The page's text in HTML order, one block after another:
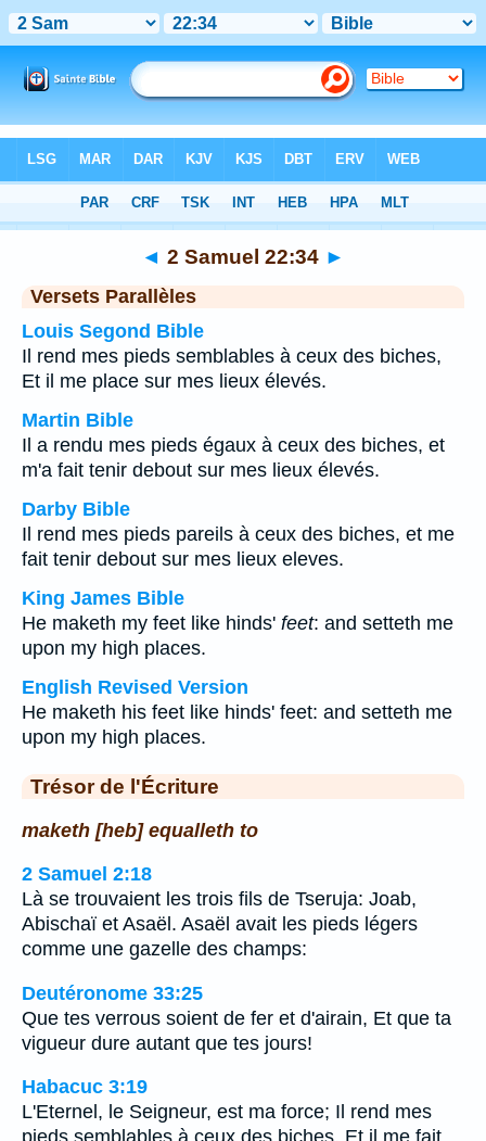
Chapitre 22 > Verset 34
◄ 2 Samuel 22:34 ►
Versets Parallèles
Louis Segond Bible
Il rend mes pieds semblables à ceux des biches,
Et il me place sur mes lieux élevés.
Martin Bible
Il a rendu mes pieds égaux à ceux des biches, et
m'a fait tenir debout sur mes lieux élevés.
Darby Bible
Il rend mes pieds pareils à ceux des biches, et me
fait tenir debout sur mes lieux eleves.
King James Bible
He maketh my feet like hinds' feet: and setteth me
upon my high places.
English Revised Version
He maketh his feet like hinds' feet: and setteth me
upon my high places.
Trésor de l'Écriture
maketh [heb] equalleth to
2 Samuel 2:18
Là se trouvaient les trois fils de Tseruja: Joab,
Abischaï et Asaël. Asaël avait les pieds légers
comme une gazelle des champs:
Deutéronome 33:25
Que tes verrous soient de fer et d'airain, Et que ta
vigueur dure autant que tes jours!
Habacuc 3:19
L'Eternel, le Seigneur, est ma force; Il rend mes